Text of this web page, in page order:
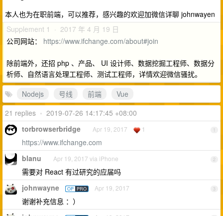
本人也为在职前端，可以推荐，感兴趣的欢迎加微信详聊 johnwayen
Supplement 1 · 2017 年 4 月 19 日
公司网站： https://www.ifchange.com/about#join
除前端外，还招 php 、产品、 UI 设计师、数据挖掘工程师、数据分
析师、自然语言处理工程师、测试工程师，详情欢迎微信骚扰。
Nodejs
号线 前端
Vue
21 replies • 2019-07-26 14:17:45 +08:00
1
torbrowserbridge Apr 19, 2017 1
https://www.ifchange.com
2
blanu Apr 19, 2017 via iPhone
需要对 React 有过研究的应届吗
3
johnwayne OP PRO Apr 19, 2017
谢谢补充信息 ：）